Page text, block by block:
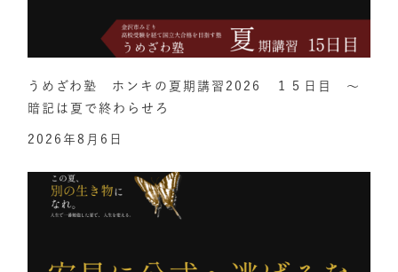
うめざわ塾 ホンキの夏期講習2026 １５日目 ～
暗記は夏で終わらせろ
2026年8月6日